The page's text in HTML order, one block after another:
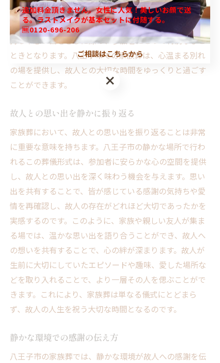
多く、互いの思い出を静かに語り合う時間を持つことが
できます。静寂がもたらす安心感が、故人への感謝の気
持ちや思い出をさらに深め、参加者にとって特別なひと
ときとなります。八王子市での家族葬は、心温まる別れ
の場を提供し、故人との大切な時間をゆっくりと過ごす
ことができます。
故人との思い出を静かに振り返る
家族葬において、故人との思い出を振り返ることは非常
に重要な意味を持ちます。八王子市の静かな場所で行わ
れるこの葬儀形式は、参加者に安らかな心の空間を提供
し、故人との思い出を深く味わう機会を与えます。思い
出を共有することで、皆が感じている感謝の気持ちや愛
情を再確認し、故人の存在がどれほど大切であったかを
実感するのです。このように、家族や親しい友人が集ま
る場では、温かな思い出を語り合うことができ、故人へ
の想いを共有することで、心の絆が深まります。故人が
生前に大切にしていたエピソードや趣味、愛した場所な
どを取り入れることで、より一層その人を偲ぶことがで
きます。これにより、家族葬は単なる儀式にとどまら
ず、故人の人生を祝う大切な時間となるのです。
静かな環境での感謝の伝え方
八王子市の家族葬では、静かな環境が故人への感謝を伝
追加料金頂きません。女性に人気！美しいお顔で送
る。ラストメイクが基本セットに付随する。
🆓0120-696-206
ご相談はこちらから